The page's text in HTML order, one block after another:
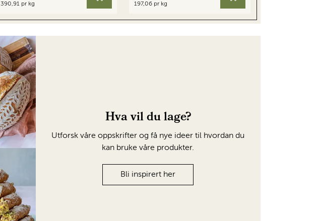
390,91 pr kg 197,06 pr kg
Hva vil du lage?
Utforsk våre oppskrifter og få nye ideer til hvordan du
kan bruke våre produkter.
Bli inspirert her